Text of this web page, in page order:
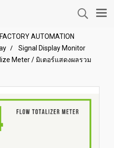
FACTORY AUTOMATION
Signal Display Monitor
Meter / มิเตอร์แสดงผลรวม